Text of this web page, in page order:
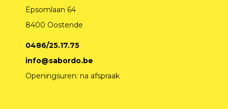
Epsomlaan 64
8400 Oostende
0486/25.17.75
info@sabordo.be
Openingsuren: na afspraak